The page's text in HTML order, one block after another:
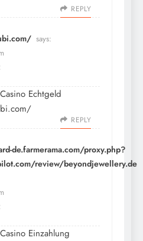
REPLY
says:
Echtgeld
REPLY
de.farmerama.com/proxy.php?
review/beyondjewellery.de
Einzahlung